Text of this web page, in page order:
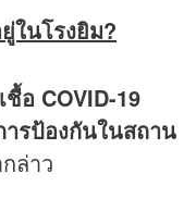
ในโรงยิม?
อ COVID-19
ารป้องกันในสถาน
ล่าว